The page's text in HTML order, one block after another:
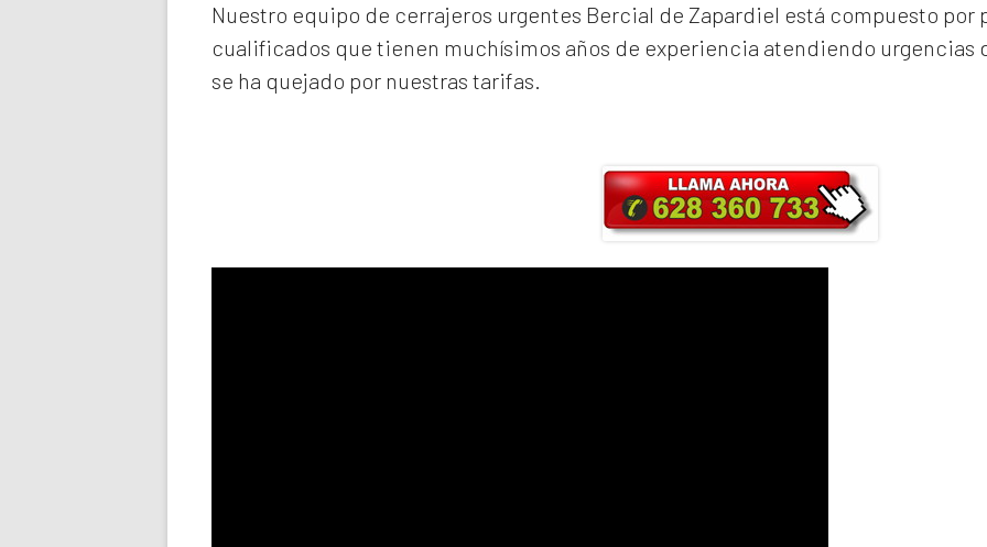
Nuestro equipo de cerrajeros urgentes Bercial de Zapardiel está compuesto por
cualificados que tienen muchísimos años de experiencia atendiendo urgencias
se ha quejado por nuestras tarifas.